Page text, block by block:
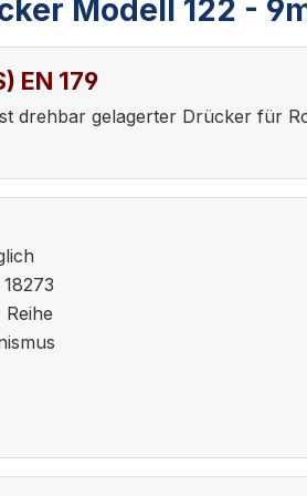
Modell 122 -
EN 179
drehbar gelagerter Drücker für